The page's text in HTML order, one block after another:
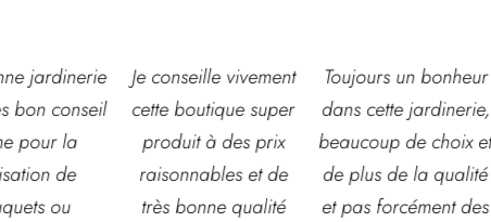
vivement
super
à des prix
et de
qualité
Toujours un bonheur
dans cette jardinerie,
beaucoup de choix et
de plus de la qualité
et pas forcément des
Très belle jardinerie,
grand choix de fleurs
et d’arbustes mais
également de pots ou
autre accessoires de